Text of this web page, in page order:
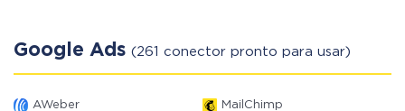
Google Ads (261 conector pronto para usar)
AWeber MailChimp